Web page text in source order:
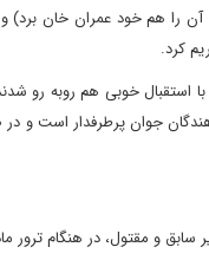
کرد.
خوبی هم روبه رو
جوان پرطرفدار است و در
در هنگام ترور مادرش تنها